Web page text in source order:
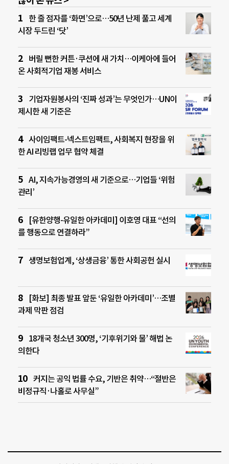
한 줄 점자를 ‘화면’으로…50년 난제 풀고 세계
시장 두드린 ‘닷’
버릴 뻔한 커튼·쿠션에 새 가치…이케아에 들어
온 사회적기업 재봉 서비스
기업자원봉사의 ‘진짜 성과’는 무엇인가…UN이
제시한 새 기준은
사이임팩트-넥스트임팩트, 사회복지 현장을 위
한 AI 리빙랩 업무 협약 체결
AI, 지속가능경영의 새 기준으로…기업들 ‘위험
관리’
[유한양행-유일한 아카데미] 이호영 대표 “선의
를 행동으로 연결하라”
생명보험업계, ‘상생금융’ 통한 사회공헌 실시
[화보] 최종 발표 앞둔 ‘유일한 아카데미’…조별
과제 막판 점검
18개국 청소년 300명, ‘기후위기와 물’ 해법 논
의한다
커지는 공익 법률 수요, 기반은 취약…“절반은
비정규직·나홀로 사무실”